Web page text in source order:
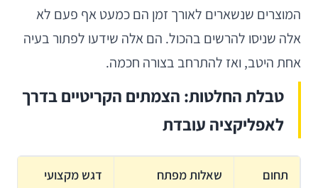
המוצרים שנשארים לאורך זמן הם כמעט אף פעם לא
אלה שניסו להרשים בהכול. הם אלה שידעו לפתור בעיה
אחת היטב, ואז להתרחב בצורה חכמה.
טבלת החלטות: הצמתים הקריטיים בדרך
לאפליקציה עובדת
תחום שאלות מפתח דגש מקצועי